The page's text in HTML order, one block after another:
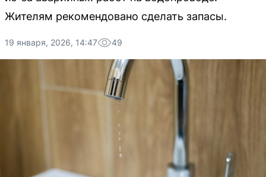
Жителям рекомендовано сделать запасы.
19 января, 2026, 14:47 49